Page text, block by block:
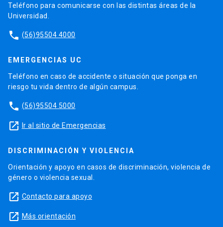
Teléfono para comunicarse con las distintas áreas de la
Universidad.
phone (56)95504 4000
EMERGENCIAS UC
Teléfono en caso de accidente o situación que ponga en
riesgo tu vida dentro de algún campus.
phone (56)95504 5000
launch Ir al sitio de Emergencias
DISCRIMINACIÓN Y VIOLENCIA
Orientación y apoyo en casos de discriminación, violencia de
género o violencia sexual.
launch Contacto para apoyo
launch Más orientación